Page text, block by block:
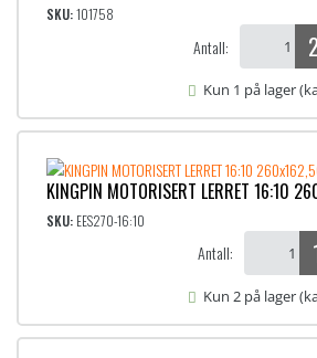
SKU:101758
Antall:
Kun 1 på lager
KINGPIN MOTORISERT LERRET 16:10
SKU: EES270-16:10
Antall:
Kun 2 på lager